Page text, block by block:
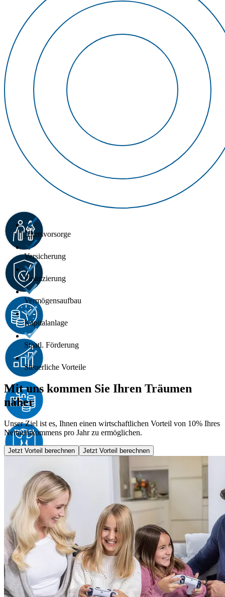
Altersvorsorge
Versicherung
Finanzierung
Vermögensaufbau
Kapitalanlage
Staatl. Förderung
Steuerliche Vorteile
Mit uns kommen Sie Ihren Träumen
näher
Unser Ziel ist es, Ihnen einen wirtschaftlichen Vorteil von 10% Ihres
Nettoeinkommens pro Jahr zu ermöglichen.
Jetzt Vorteil berechnen Jetzt Vorteil berechnen